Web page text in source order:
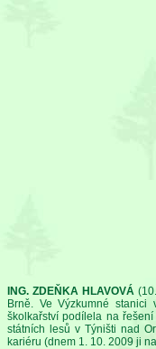
ING. ZDEŇKA HLAVOVÁ
Brně. Ve Výzkumné
školkařství podílela na
státních lesů v Týništi nad
kariéru (dnem 1. 10. 2009 ji